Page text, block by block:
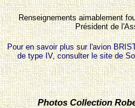
Renseignements aimablement
Président de
Pour en savoir plus sur l'avion
de type IV, consulter le site de
Photos Collection